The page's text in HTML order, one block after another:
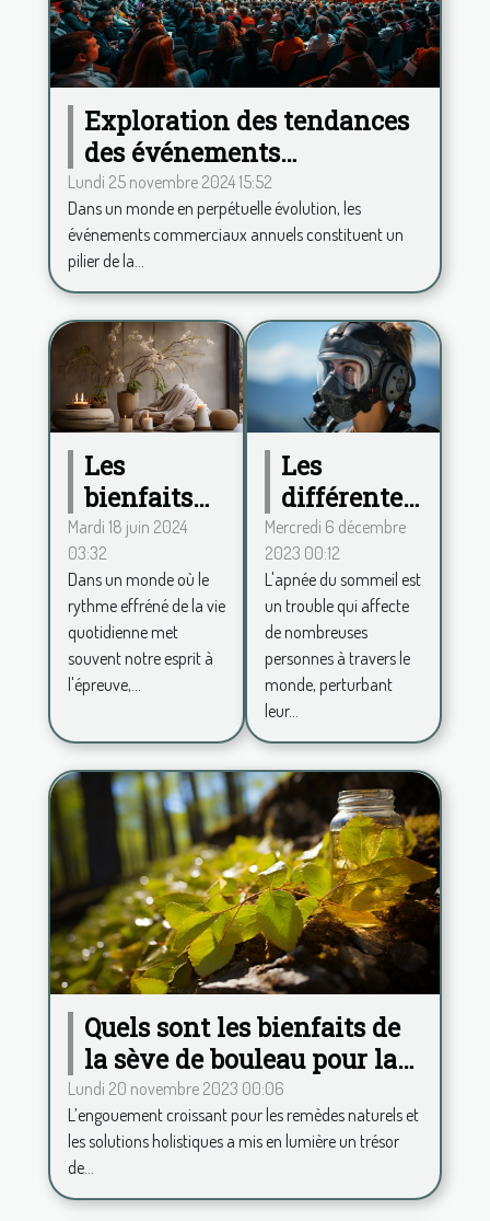
Exploration des tendances
des événements
commerciaux annuels et
leur impact
Lundi 25 novembre 2024 15:52
Dans un monde en perpétuelle évolution, les
événements commerciaux annuels constituent un
pilier de la...
Les
bienfaits
de la
décoration
zen pour
un espace
de vie
apaisant
Mardi 18 juin 2024
03:32
Dans un monde où le
rythme effréné de la vie
quotidienne met
souvent notre esprit à
l'épreuve,...
Les
différentes
formes
d'apnée du
sommeil
Mercredi 6 décembre
2023 00:12
L'apnée du sommeil est
un trouble qui affecte
de nombreuses
personnes à travers le
monde, perturbant
leur...
Quels sont les bienfaits de
la sève de bouleau pour la
santé ?
Lundi 20 novembre 2023 00:06
L’engouement croissant pour les remèdes naturels et
les solutions holistiques a mis en lumière un trésor
de...